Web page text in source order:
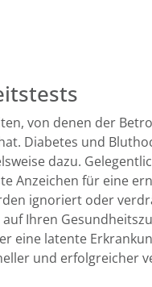
von denen der
Diabetes und
dazu.
Anzeichen für eine
ignoriert oder
auf Ihren
eine latente
und erfolgreicher